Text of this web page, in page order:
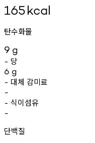
165kcal
탄수화물
9 g
- 당
6 g
- 대체 감미료
-
- 식이섬유
-
단백질